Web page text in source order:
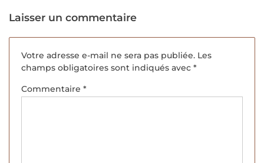
Laisser un commentaire
Votre adresse e-mail ne sera pas publiée. Les
champs obligatoires sont indiqués avec *
Commentaire *